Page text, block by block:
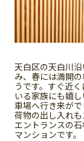
天白区の天白川
み、春には満開
うです。すぐ近
いる家族にも嬉
車場へ行き来が
荷物の出し入れ
エントランスの
マンションです。